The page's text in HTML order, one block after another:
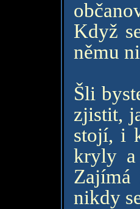
Když
němu
Šli
zjistit,
stojí, i
kryly a
Zajímá
nikdy